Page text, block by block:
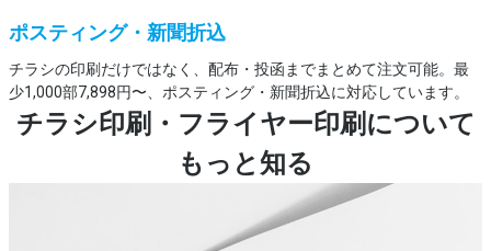
ポスティング・新聞折込
チラシの印刷だけではなく、配布・投函までまとめて注文可能。最
少1,000部7,898円〜、ポスティング・新聞折込に対応しています。
チラシ印刷・フライヤー印刷について
もっと知る